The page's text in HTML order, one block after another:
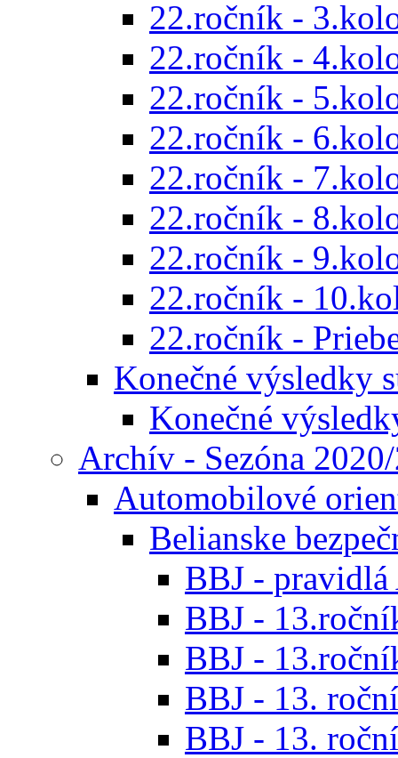
22.ročník -
22.ročník -
22.ročník -
22.ročník -
22.ročník -
22.ročník -
22.ročník -
22.ročník -
22.ročník -
Konečné výsledky
Konečné
Archív - Sezóna
Automobilové
Belianske
BBJ - pravidlá
BBJ -
BBJ -
BBJ - 13.
BBJ - 13.